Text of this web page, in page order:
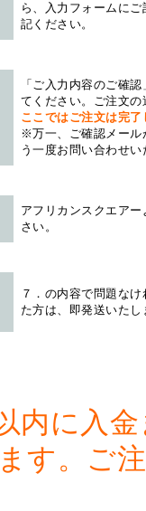
ら、入力フォームに
記ください。
「ご入力内容のご確
てください。ご注文
ここではご注文は完
※万一、ご確認メール
う一度お問い合わせ
アフリカンスクエアー
さい。
７．の内容で問題な
た方は、即発送いたし
内に入
す。ご